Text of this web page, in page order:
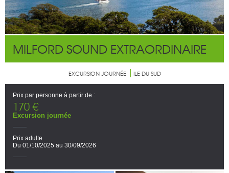
MILFORD SOUND EXTRAORDINAIRE
EXCURSION JOURNÉE ILE DU SUD
Prix par personne à partir de :
170 €
Excursion journée
Prix adulte
Du 01/10/2025 au 30/09/2026